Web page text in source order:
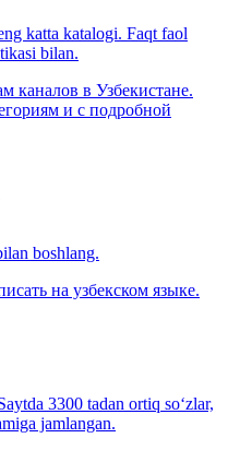
katta katalogi. Faqt faol
bilan.
каналов в Узбекистане.
и с подробной
boshlang.
на узбекском языке.
3300 tadan ortiq so‘zlar,
jamlangan.